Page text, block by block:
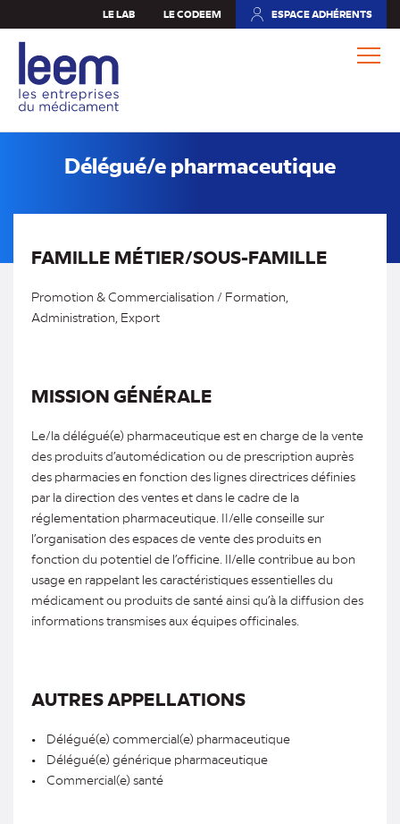
au
contenu
principal
LE LAB LE CODEEM ESPACE ADHÉRENTS
(NOUVEL
Délégué/e pharmaceutique
FAMILLE MÉTIER/SOUS-FAMILLE
Promotion & Commercialisation / Formation,
Administration, Export
MISSION GÉNÉRALE
Le/la délégué(e) pharmaceutique est en charge de la vente
des produits d’automédication ou de prescription auprès
des pharmacies en fonction des lignes directrices définies
par la direction des ventes et dans le cadre de la
réglementation pharmaceutique. II/elle conseille sur
l’organisation des espaces de vente des produits en
fonction du potentiel de l’officine. Il/elle contribue au bon
usage en rappelant les caractéristiques essentielles du
médicament ou produits de santé ainsi qu’à la diffusion des
informations transmises aux équipes officinales.
AUTRES APPELLATIONS
• Délégué(e) commercial(e) pharmaceutique
• Délégué(e) générique pharmaceutique
• Commercial(e) santé